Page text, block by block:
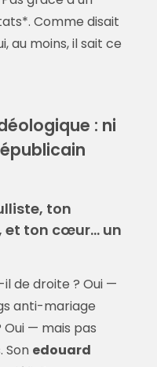
Comme disait
au moins, il sait ce
: ni
ton
et ton cœur… un
de droite ? Oui —
anti-mariage
— mais pas
Son edouard